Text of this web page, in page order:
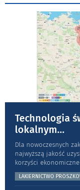
Technologia
lokalnym...
Dla nowoczesnych
najwyższą jakość
korzyści
LAKIERNICTWO